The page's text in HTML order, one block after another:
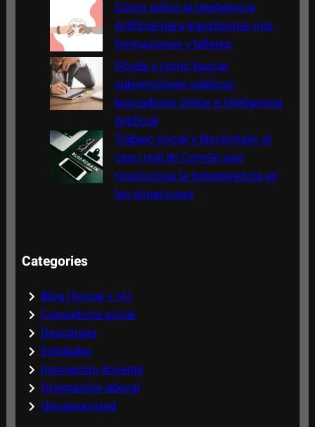
Cómo utilizo la Inteligencia
Artificial para transformar mis
formaciones y talleres
Dónde y cómo buscar
subvenciones públicas:
buscadores online e Inteligencia
Artificial
Trabajo social y blockchain: el
caso real de ComGo que
revoluciona la transparencia en
las donaciones
Categories
Blog (Social + IA)
Consultoría social
Descargas
Entidades
Innovación docente
Orientación laboral
Uncategorized